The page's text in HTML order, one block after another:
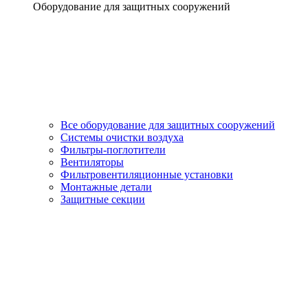
Оборудование для защитных сооружений
Все оборудование для защитных сооружений
Системы очистки воздуха
Фильтры-поглотители
Вентиляторы
Фильтровентиляционные установки
Монтажные детали
Защитные секции